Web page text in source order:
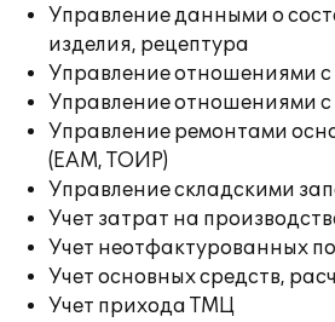
Управление данными о
изделия, рецептура
Управление отношениями с
Управление отношениями
Управление ремонтами
(EAM, ТОИР)
Управление складскими
Учет затрат на
Учет неотфактурованных
Учет основных средств,
Учет прихода ТМЦ